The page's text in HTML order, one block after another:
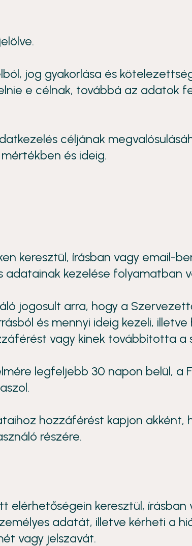
jog gyakorlása és
e célnak, továbbá az adatok
céljának
és ideig.
keresztül, írásban vagy email-
adatainak kezelése folyamatban
jogosult arra, hogy a
és mennyi ideig kezeli,
vagy kinek továbbította a
legfeljebb 30 napon belül, a
hozzáférést kapjon
részére.
keresztül, írásban
adatát, illetve kérheti a
vagy jelszavát.